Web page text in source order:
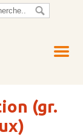
(gr.